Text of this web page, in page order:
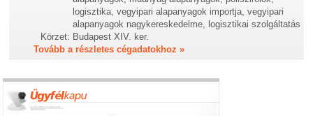
logisztika, vegyipari alapanyagok importja, vegyipari
alapanyagok nagykereskedelme, logisztikai szolgáltatás
Körzet: Budapest XIV. ker.
Tovább a részletes cégadatokhoz »